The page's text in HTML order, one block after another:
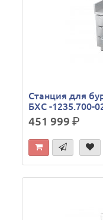
Станция для
БХС -1235.700-
451 999р.